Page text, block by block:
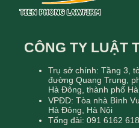
CÔNG TY LUẬT
Trụ sở chính: Tầng 3,
đường Quang Trung,
Hà Đông, thành phố
VPĐD: Tòa nhà Bình
Hà Đông, Hà Nội
Tổng đài: 091 6162